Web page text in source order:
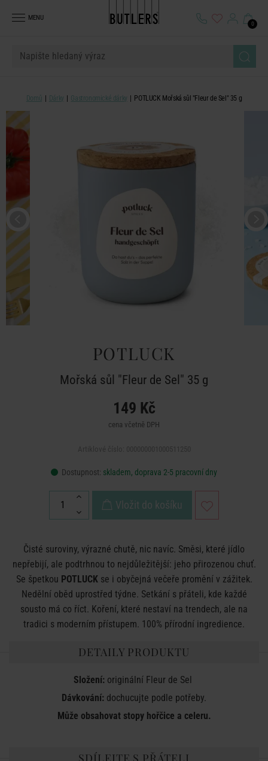
MENU
0
Domů Dárky Gastronomické dárky POTLUCK Mořská sůl "Fleur de Sel" 35 g
POTLUCK
Mořská sůl "Fleur de Sel" 35 g
149 Kč
cena včetně DPH
Dostupnost: skladem, doprava 2-5 pracovní dny
Vložit do košíku
Čisté suroviny, výrazné chutě, nic navíc. Směsi, které jídlo
nepřebijí, ale podtrhnou to nejdůležitější: jeho přirozenou chuť.
Se špetkou POTLUCK se i obyčejná večeře promění v zážitek.
Nedělní oběd uprostřed týdne. Setkání s přáteli, kde každé
sousto má co říct. Koření, které nestaví na trendech, ale na
tradici s moderním přístupem. 100% přírodní ingredience.
DETAILY PRODUKTU
Složení: originální Fleur de Sel
Dávkování: dochucujte podle potřeby.
Může obsahovat stopy hořčice a celeru.
SDÍLEJTE S PŘÁTELI